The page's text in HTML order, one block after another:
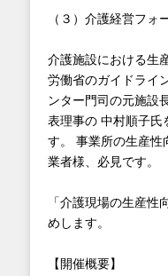
（３）介護経営フォ
介護施設における生
労働省のガイドライ
ンター門司の元施設
表理事の 中村順子氏
す。 事業所の生産性
業者様、必見です。
「介護現場の生産性
めします。
【開催概要】